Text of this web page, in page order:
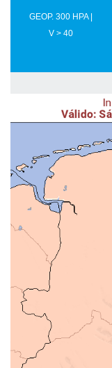
GEOP. 300 HPA |
V > 40